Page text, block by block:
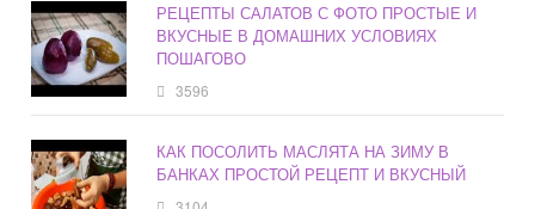
РЕЦЕПТЫ САЛАТОВ С ФОТО ПРОСТЫЕ И
ВКУСНЫЕ В ДОМАШНИХ УСЛОВИЯХ
ПОШАГОВО
3596
КАК ПОСОЛИТЬ МАСЛЯТА НА ЗИМУ В
БАНКАХ ПРОСТОЙ РЕЦЕПТ И ВКУСНЫЙ